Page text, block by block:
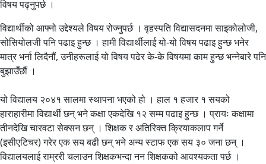
विषय पढ्नुपर्छ ।
विद्यार्थीको आफ्नो उद्देश्यले विषय रोज्नुपर्छ । वृहस्पति विद्यासदनमा साइकोलोजी,
सोसियोलजी पनि पढाइ हुन्छ । हामी विद्यार्थीलाई यो-यो विषय पढाइ हुन्छ भनेर
मात्र भर्ना लिदैनौं, उनीहरूलाई यो विषय पढेर के-के विषयमा काम हुन्छ भन्नेबारे पनि
बुझाउँछौं ।
यो विद्यालय २०४१ सालमा स्थापना भएको हो । हाल १ हजार १ सयको
हाराहारीमा विद्यार्थी छन् भने कक्षा एकदेखि १२ सम्म पढाइ हुन्छ । प्रायः कक्षामा
तीनदेखि चारवटा सेक्सन छन् । शिक्षक र अतिरिक्त क्रियाकलाप गर्ने
(इसीएटिचर) गरेर एक सय बढी छन् भने अन्य स्टाफ एक सय ३० जना छन् ।
विद्यालयलाई राम्ररी चलाउन शिक्षकभन्दा नन शिक्षकको आवश्यकता पर्छ ।